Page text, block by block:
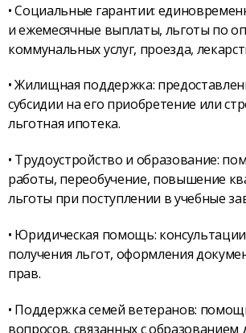
• Социальные гарантии:
и ежемесячные выплаты, льготы по
коммунальных услуг, проезда,
• Жилищная поддержка:
субсидии на его приобретение или
льготная ипотека.
• Трудоустройство и образование:
работы, переобучение, повышение
льготы при поступлении в учебные
• Юридическая помощь:
получения льгот, оформления
прав.
• Поддержка семей ветеранов:
вопросов, связанных с образованием